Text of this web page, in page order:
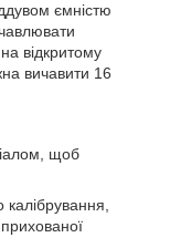
ємністю
відкритому
вичавити 16
щоб
калібрування,